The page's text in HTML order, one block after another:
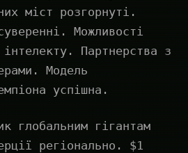
міст розгорнуті.
Можливості
інтелекту. Партнерства з
Модель
успішна.
глобальним гігантам
регіонально. $1